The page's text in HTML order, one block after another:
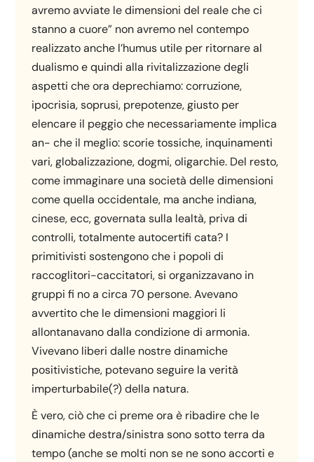
avremo avviate le dimensioni del reale che ci
stanno a cuore” non avremo nel contempo
realizzato anche l’humus utile per ritornare al
dualismo e quindi alla rivitalizzazione degli
aspetti che ora deprechiamo: corruzione,
ipocrisia, soprusi, prepotenze, giusto per
elencare il peggio che necessariamente implica
an- che il meglio: scorie tossiche, inquinamenti
vari, globalizzazione, dogmi, oligarchie. Del resto,
come immaginare una società delle dimensioni
come quella occidentale, ma anche indiana,
cinese, ecc, governata sulla lealtà, priva di
controlli, totalmente autocertifi cata? I
primitivisti sostengono che i popoli di
raccoglitori-caccitatori, si organizzavano in
gruppi fi no a circa 70 persone. Avevano
avvertito che le dimensioni maggiori li
allontanavano dalla condizione di armonia.
Vivevano liberi dalle nostre dinamiche
positivistiche, potevano seguire la verità
imperturbabile(?) della natura.
È vero, ciò che ci preme ora è ribadire che le
dinamiche destra/sinistra sono sotto terra da
tempo (anche se molti non se ne sono accorti e